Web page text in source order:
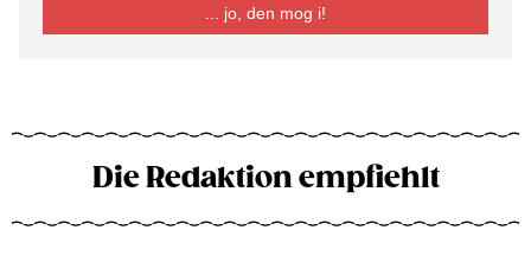
... jo, den mog i!
Die Redaktion empfiehlt